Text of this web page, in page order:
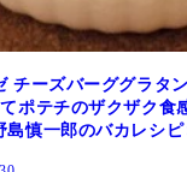
チーズバーググラタ
ポテチのザクザク食
島慎一郎のバカレシピ